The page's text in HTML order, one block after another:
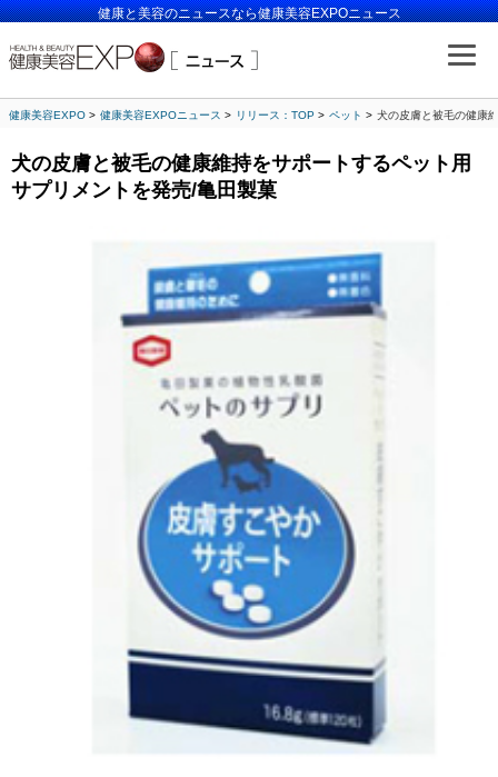
健康と美容のニュースなら健康美容EXPOニュース
健康美容EXPO 健康美容EXPOニュース リリース：TOP ペット 犬の皮膚と被毛の健康
犬の皮膚と被毛の健康維持をサポートするペット用
サプリメントを発売/亀田製菓